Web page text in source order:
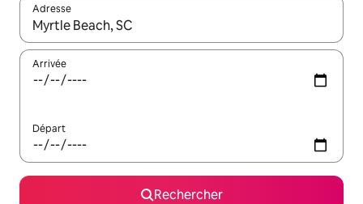
Adresse
Lorsque les résultats s'affichent, utilisez les flèches vers le
Arrivée
Départ
Rechercher